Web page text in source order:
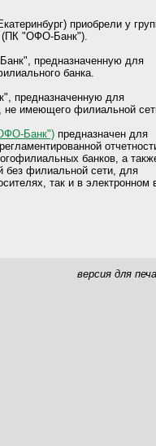
приобрели у
(ПК "ОФО-Банк").
предназначенную для
банка.
предназначенную для
не имеющего филиальной
Банк") предназначен для
банков, а
без филиальной сети, для
так и в электронном
версия для